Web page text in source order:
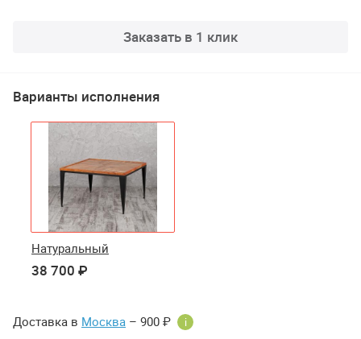
Заказать в 1 клик
Варианты исполнения
Натуральный
38 700 ₽
Доставка в Москва – 900 ₽ i